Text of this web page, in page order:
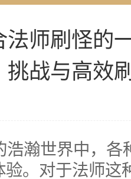
法师刷怪
挑战与高效
浩瀚世界中，
。对于法师这